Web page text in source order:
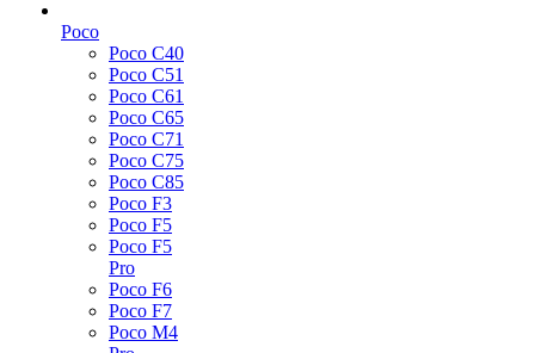
Poco
Poco C40
Poco C51
Poco C61
Poco C65
Poco C71
Poco C75
Poco C85
Poco F3
Poco F5
Poco F5
Pro
Poco F6
Poco F7
Poco M4